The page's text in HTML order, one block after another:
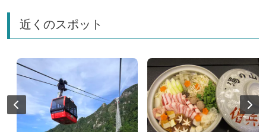
近くのスポット